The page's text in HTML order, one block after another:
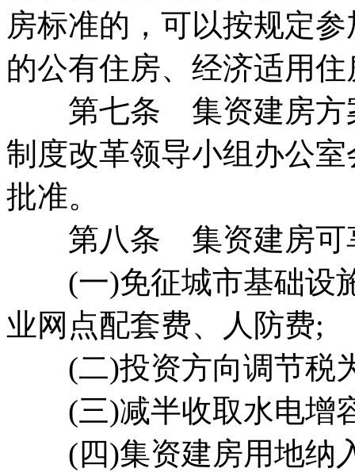
房标准的，可以按规定
的公有住房、经济适用
第七条 集资建房方案
制度改革领导小组办公
批准。
第八条 集资建房可
(一)免征城市基础设
业网点配套费、人防费;
(二)投资方向调节税
(三)减半收取水电增
(四)集资建房用地纳